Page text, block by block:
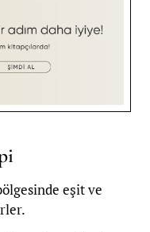
eşit ve